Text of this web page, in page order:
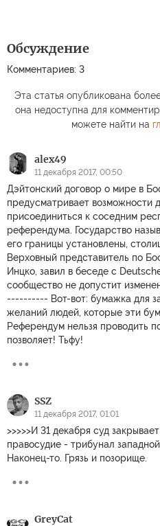
Азаров раскрыл,
зачем на самом
деле убрали
Сырского
Обсуждение
Комментариев: 3
Эта статья опубликована
она недоступна для
можете найти на
alex49
11 декабря 2017, 00:50
Дэйтонский договор о мире в
предусматривает возможности
присоединиться к соседним
референдума. Государство
его границы установлены,
Верховный представитель по
Инцко, завил в беседе с
сообщество не допустит
---------- Вот-вот: бумажка для
желаний людей, которые эти
Референдум нельзя проводить
позволяет! Тьфу!
SSZ
11 декабря 2017, 01:01
>>>>>И 31 декабря суд
правосудие - трибунал
Наконец-то. Грязь и позорище.
GreyCat